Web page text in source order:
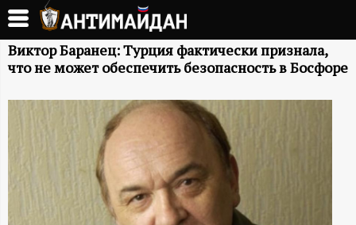
Перейти
основному
содержанию
А
И
М
Виктор Баранец: Турция фактически признала,
что не может обеспечить безопасность в Босфоре